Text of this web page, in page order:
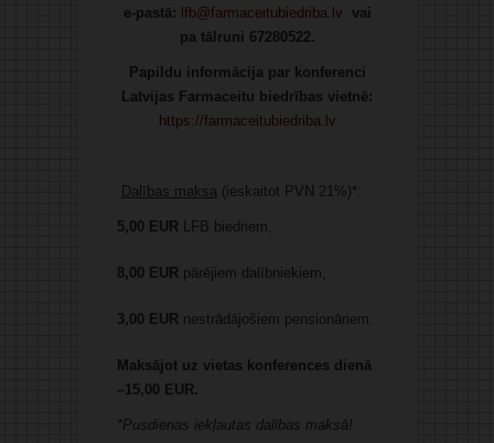
e-pastā: lfb@farmaceitubiedriba.lv vai
pa tālruni 67280522.
Papildu informācija par konferenci
Latvijas Farmaceitu biedrības vietnē:
https://farmaceitubiedriba.lv
Dalības maksa (ieskaitot PVN 21%)*:
5,00 EUR LFB biedriem,
8,00 EUR pārējiem dalībniekiem,
3,00 EUR nestrādājošiem pensionāriem.
Maksājot uz vietas konferences dienā
–15,00 EUR.
*Pusdienas iekļautas dalības maksā!